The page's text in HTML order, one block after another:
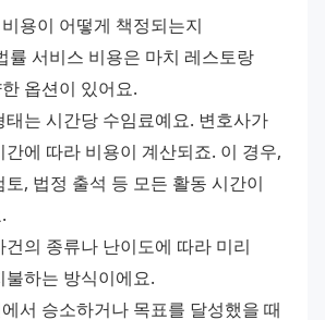
용이 어떻게 책정되는지
률 서비스 비용은 마치 레스토랑
옵션이 있어요.
태는 시간당 수임료예요. 변호사가
에 따라 비용이 계산되죠. 이 경우,
, 법정 출석 등 모든 활동 시간이
의 종류나 난이도에 따라 미리
하는 방식이에요.
서 승소하거나 목표를 달성했을 때